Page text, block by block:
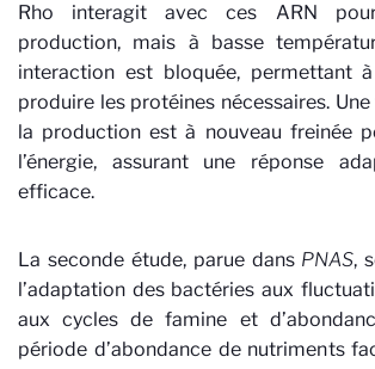
Rho interagit avec ces ARN
production, mais à basse
interaction est bloquée, permettant
produire les protéines nécessaires.
la production est à nouveau freinée
l’énergie, assurant une réponse
efficace.
La seconde étude, parue dans PNAS,
l’adaptation des bactéries aux
aux cycles de famine et
période d’abondance de nutriments